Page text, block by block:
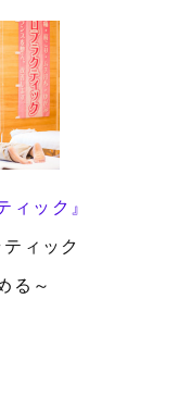
ィック』
ィック
る～